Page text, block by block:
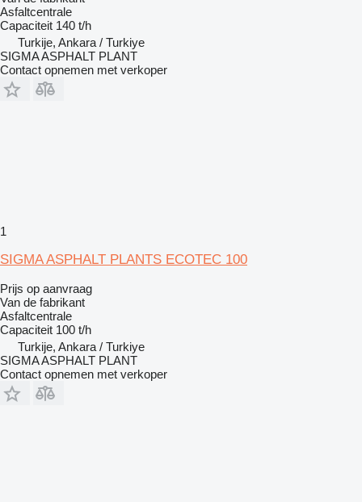
Asfaltcentrale
Capaciteit 140 t/h
Turkije, Ankara / Turkiye
SIGMA ASPHALT PLANT
Contact opnemen met verkoper
1
SIGMA ASPHALT PLANTS ECOTEC 100
Prijs op aanvraag
Van de fabrikant
Asfaltcentrale
Capaciteit 100 t/h
Turkije, Ankara / Turkiye
SIGMA ASPHALT PLANT
Contact opnemen met verkoper